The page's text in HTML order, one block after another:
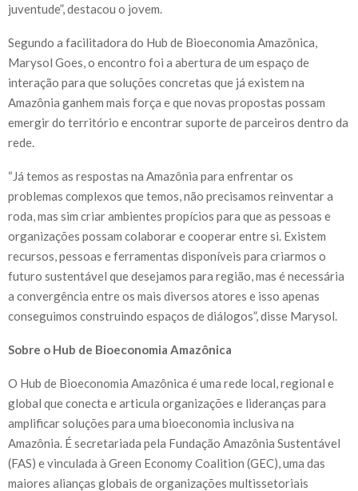
juventude”, destacou o jovem.
Segundo a facilitadora do Hub de Bioeconomia Amazônica,
Marysol Goes, o encontro foi a abertura de um espaço de
interação para que soluções concretas que já existem na
Amazônia ganhem mais força e que novas propostas possam
emergir do território e encontrar suporte de parceiros dentro da
rede.
“Já temos as respostas na Amazônia para enfrentar os
problemas complexos que temos, não precisamos reinventar a
roda, mas sim criar ambientes propícios para que as pessoas e
organizações possam colaborar e cooperar entre si. Existem
recursos, pessoas e ferramentas disponíveis para criarmos o
futuro sustentável que desejamos para região, mas é necessária
a convergência entre os mais diversos atores e isso apenas
conseguimos construindo espaços de diálogos”, disse Marysol.
Sobre o Hub de Bioeconomia Amazônica
O Hub de Bioeconomia Amazônica é uma rede local, regional e
global que conecta e articula organizações e lideranças para
amplificar soluções para uma bioeconomia inclusiva na
Amazônia. É secretariada pela Fundação Amazônia Sustentável
(FAS) e vinculada à Green Economy Coalition (GEC), uma das
maiores alianças globais de organizações multissetoriais